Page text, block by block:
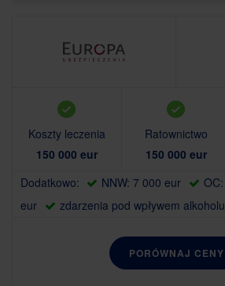
Koszty leczenia
150 000 eur
Ratownictwo
150 000 eur
Dodatkowo:
NNW: 7 000 eur
eur
zdarzenia pod wpływem alkoholu
PORÓWNAJ CENY